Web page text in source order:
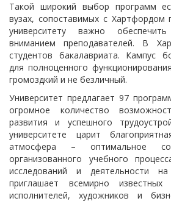
Такой широкий выбор программ
вузах, сопоставимых с Хартфордом
университету важно
вниманием преподавателей. В
студентов бакалавриата. Кампус
для полноценного
громоздкий и не безличный.
Университет предлагает 97
огромное количество
развития и успешного
университете царит
атмосфера – оптимальное
организованного учебного
исследований и деятельности
приглашает всемирно известных
исполнителей, художников и